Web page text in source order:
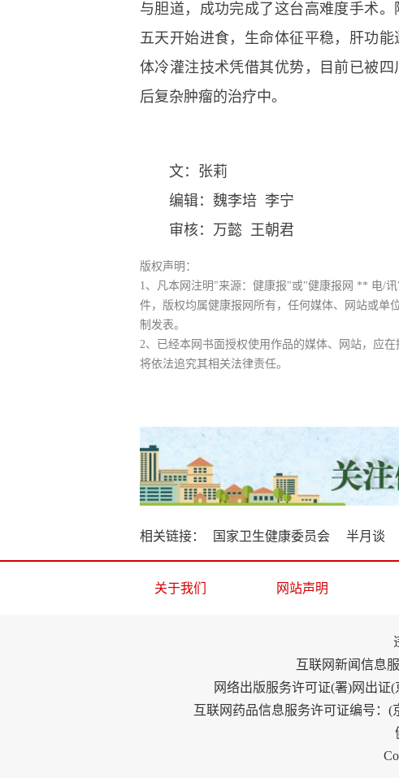
与胆道，成功完成了这台高难度手术
五天开始进食，生命体征平稳，肝功
体冷灌注技术凭借其优势，目前已被
后复杂肿瘤的治疗中。
文：张莉
编辑：魏李培 李宁
审核：万懿 王朝君
版权声明：
1、凡本网注明"来源：健康报"或"健康报网 ** 电/
件，版权均属健康报网所有，任何媒体、网站或单
制发表。
2、已经本网书面授权使用作品的媒体、网站，应
将依法追究其相关法律责任。
相关链接： 国家卫生健康委员会 半月谈
关于我们 网站声明
互联网新闻信息
网络出版服务许可证(署)网出证(
互联网药品信息服务许可证编号：(